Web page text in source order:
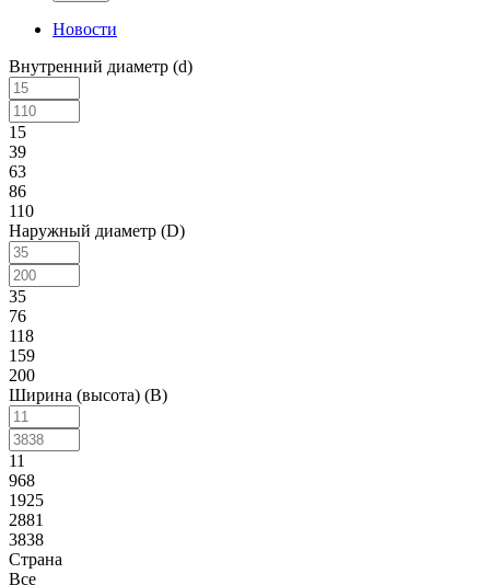
Новости
Внутренний диаметр (d)
15
39
63
86
110
Наружный диаметр (D)
35
76
118
159
200
Ширина (высота) (B)
11
968
1925
2881
3838
Страна
Все